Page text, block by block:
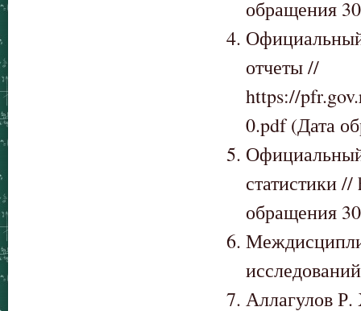
обращения
отчеты //
https://
0.pdf (Дата
статистики
обращения
Аллагулов